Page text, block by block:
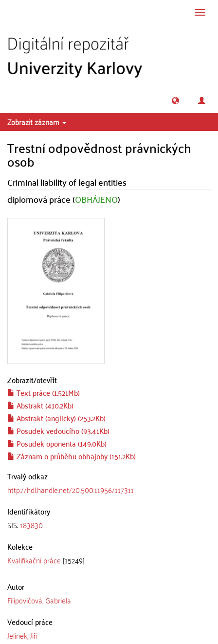
Zobrazit záznam
Trestní odpovědnost právnických
osob
Criminal liability of legal entities
diplomová práce (OBHÁJENO)
Zobrazit/otevřít
Text práce (1.521Mb)
Abstrakt (410.2Kb)
Abstrakt (anglicky) (253.2Kb)
Posudek vedoucího (93.41Kb)
Posudek oponenta (149.0Kb)
Záznam o průběhu obhajoby (151.2Kb)
Trvalý odkaz
http://hdl.handle.net/20.500.11956/117311
Identifikátory
SIS:183830
Kolekce
Kvalifikační práce [15249]
Autor
Filipovičová, Gabriela
Vedoucí práce
Jelínek, Jiří